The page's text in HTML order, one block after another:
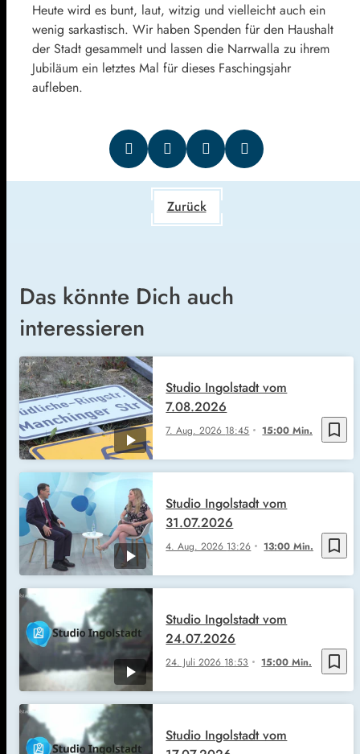
Heute wird es bunt, laut, witzig und vielleicht auch ein
wenig sarkastisch. Wir haben Spenden für den Haushalt
der Stadt gesammelt und lassen die Narrwalla zu ihrem
Jubiläum ein letztes Mal für dieses Faschingsjahr
aufleben.
Zurück
Das könnte Dich auch
interessieren
bookmark_border
7. Aug. 2026 18:45 15:00 Min.
Studio Ingolstadt vom
7.08.2026
bookmark_border
4. Aug. 2026 13:26 13:00 Min.
Studio Ingolstadt vom
31.07.2026
bookmark_border
24. Juli 2026 18:53 15:00 Min.
Studio Ingolstadt vom
24.07.2026
Studio Ingolstadt vom